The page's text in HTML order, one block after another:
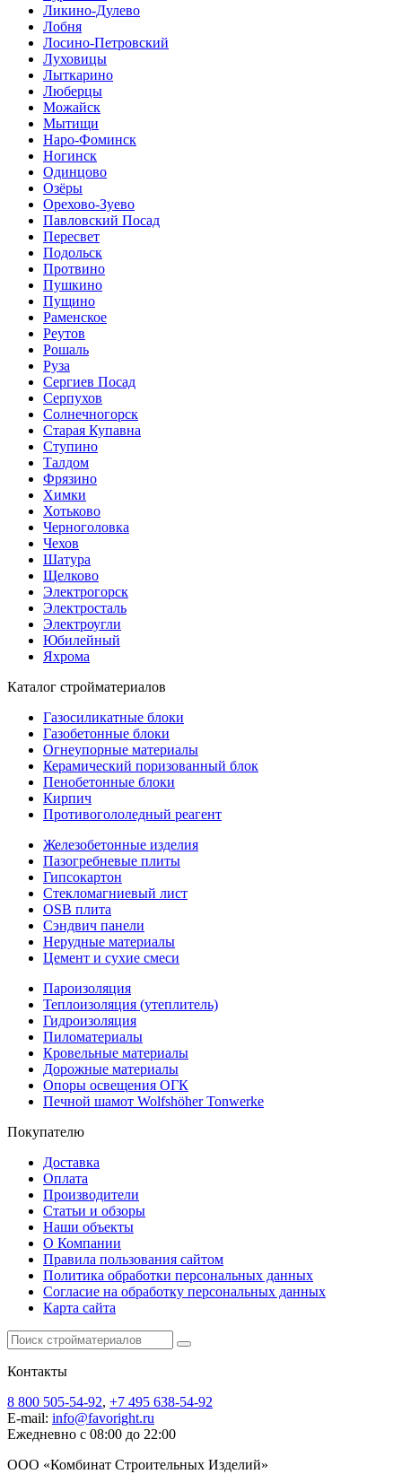
Ликино-Дулево
Лобня
Лосино-Петровский
Луховицы
Лыткарино
Люберцы
Можайск
Мытищи
Наро-Фоминск
Ногинск
Одинцово
Озёры
Орехово-Зуево
Павловский Посад
Пересвет
Подольск
Протвино
Пушкино
Пущино
Раменское
Реутов
Рошаль
Руза
Сергиев Посад
Серпухов
Солнечногорск
Старая Купавна
Ступино
Талдом
Фрязино
Химки
Хотьково
Черноголовка
Чехов
Шатура
Щелково
Электрогорск
Электросталь
Электроугли
Юбилейный
Яхрома
Каталог стройматериалов
Газосиликатные блоки
Газобетонные блоки
Огнеупорные материалы
Керамический поризованный блок
Пенобетонные блоки
Кирпич
Противогололедный реагент
Железобетонные изделия
Пазогребневые плиты
Гипсокартон
Стекломагниевый лист
OSB плита
Сэндвич панели
Нерудные материалы
Цемент и сухие смеси
Пароизоляция
Теплоизоляция (утеплитель)
Гидроизоляция
Пиломатериалы
Кровельные материалы
Дорожные материалы
Опоры освещения ОГК
Печной шамот Wolfshöher Tonwerke
Покупателю
Доставка
Оплата
Производители
Статьи и обзоры
Наши объекты
О Компании
Правила пользования сайтом
Политика обработки персональных данных
Согласие на обработку персональных данных
Карта сайта
Контакты
8 800 505-54-92, +7 495 638-54-92
E-mail: info@favoright.ru
Ежедневно с 08:00 до 22:00
ООО «Комбинат Строительных Изделий»